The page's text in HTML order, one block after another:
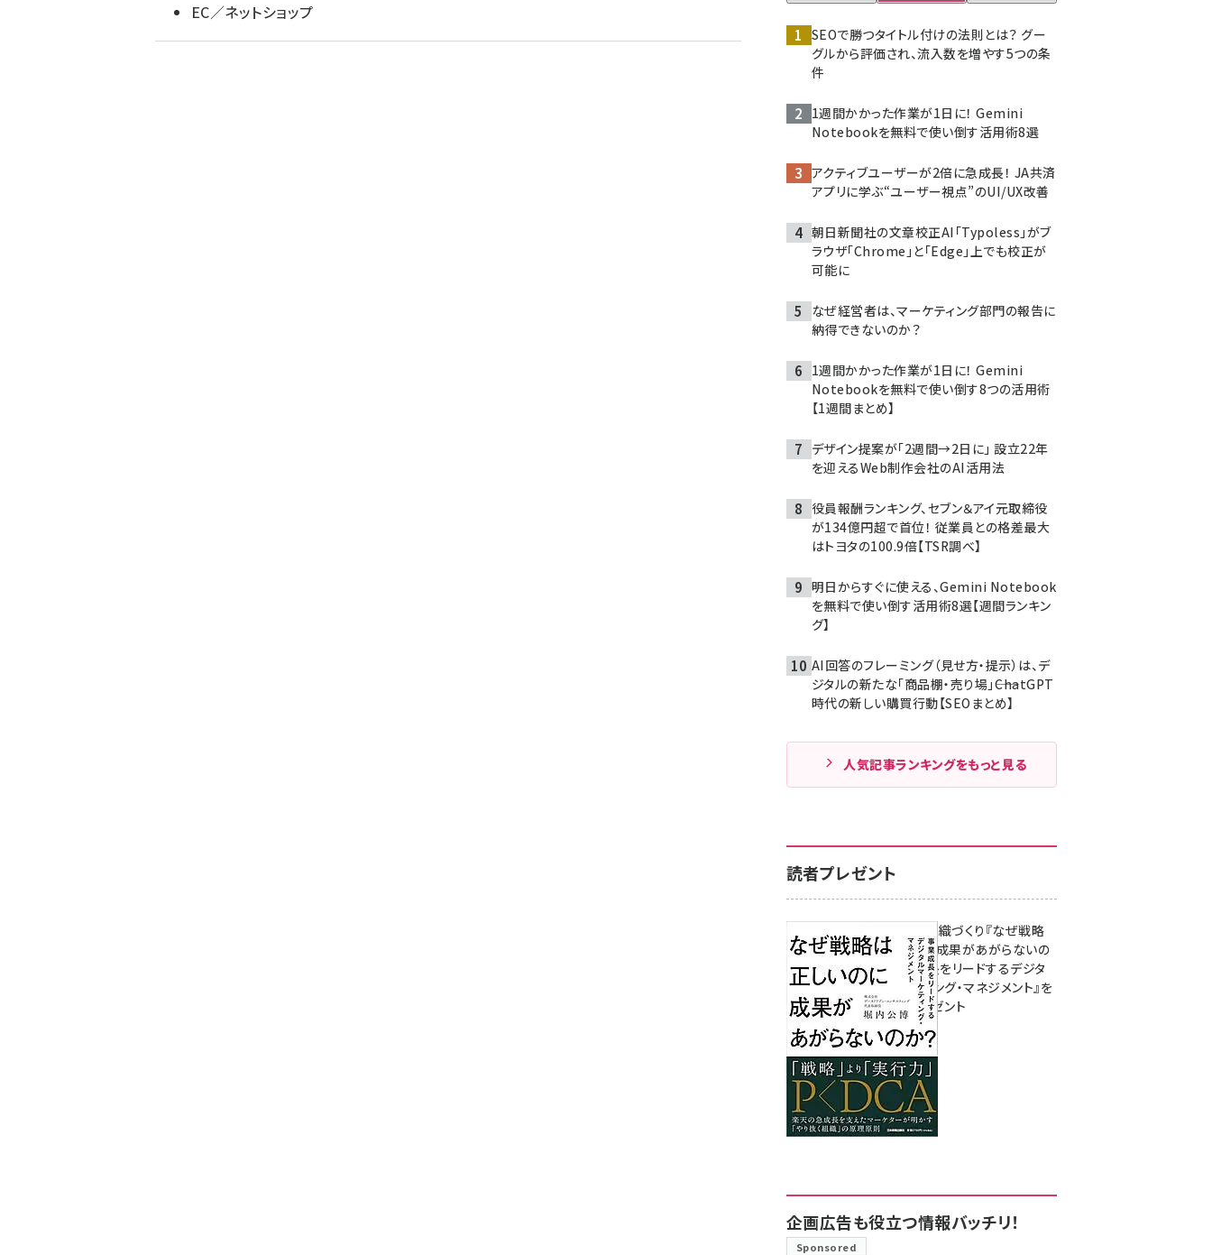
EC／ネットショップ
SEOで勝つタイトル付けの法則とは？ グー
グルから評価され、流入数を増やす5つの条
件
1週間かかった作業が1日に！ Gemini
Notebookを無料で使い倒す活用術8選
アクティブユーザーが2倍に急成長！ JA共済
アプリに学ぶ“ユーザー視点”のUI/UX改善
朝日新聞社の文章校正AI「Typoless」がブ
ラウザ「Chrome」と「Edge」上でも校正が
可能に
なぜ経営者は、マーケティング部門の報告に
納得できないのか？
1週間かかった作業が1日に！ Gemini
Notebookを無料で使い倒す8つの活用術
【1週間まとめ】
デザイン提案が「2週間→2日に」 設立22年
を迎えるWeb制作会社のAI活用法
役員報酬ランキング、セブン＆アイ元取締役
が134億円超で首位！ 従業員との格差最大
はトヨタの100.9倍【TSR調べ】
明日からすぐに使える、Gemini Notebook
を無料で使い倒す活用術8選【週間ランキン
グ】
AI回答のフレーミング（見せ方・提示）は、デ
ジタルの新たな「商品棚・売り場」――ChatGPT
時代の新しい購買行動【SEOまとめ】
人気記事ランキングをもっと見る
読者プレゼント
成果を生む組織づくり『なぜ戦略
は正しいのに成果があがらないの
か？ 事業成長をリードするデジタ
ルマーケティング・マネジメント』を
3名様にプレゼント
8月7日 10:00
企画広告も役立つ情報バッチリ！
Sponsored